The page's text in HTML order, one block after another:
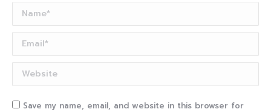
Name *
Email *
Website
Save my name, email, and website in this browser for